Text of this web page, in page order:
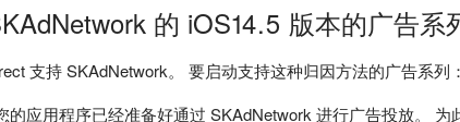
的 iOS14.5 版本的广告系
支持 SKAdNetwork。 要启动支持这种归因方法的广告系列：
的应用程序已经准备好通过 SKAdNetwork 进行广告投放。 为